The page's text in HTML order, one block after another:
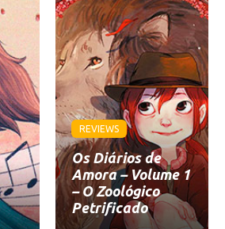
REVIEWS
Os Diários de
Amora – Volume 1
– O Zoológico
Petrificado